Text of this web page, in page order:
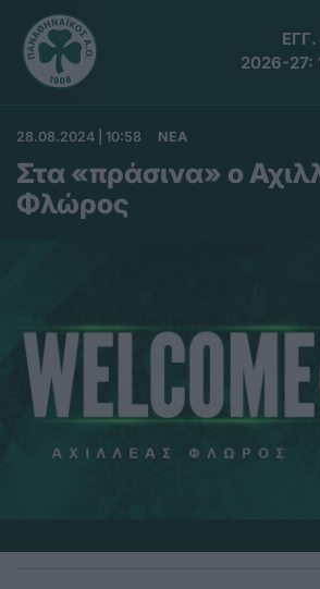
2026-27:
28.08.2024 | 10:58 ΝΕΑ
Στα «πράσινα» ο
Φλώρος